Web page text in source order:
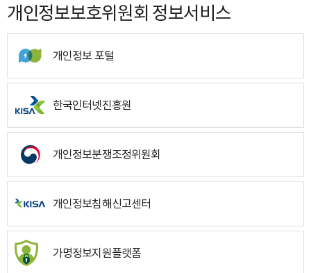
개인정보보호위원회 정보서비스
개인정보 포털
한국인터넷진흥원
개인정보분쟁조정위원회
개인정보침해신고센터
가명정보지원플랫폼